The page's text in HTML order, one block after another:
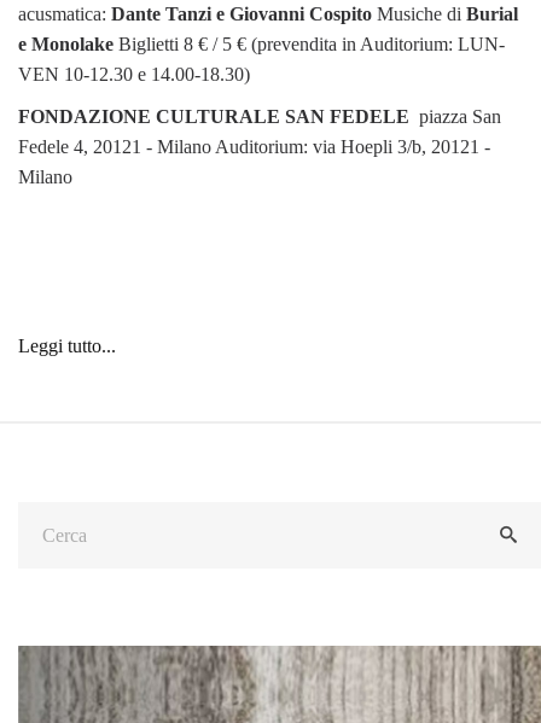
acusmatica: Dante Tanzi e Giovanni Cospito Musiche di Burial
e Monolake Biglietti 8 € / 5 € (prevendita in Auditorium: LUN-
VEN 10-12.30 e 14.00-18.30)
FONDAZIONE CULTURALE SAN FEDELE piazza San
Fedele 4, 20121 - Milano Auditorium: via Hoepli 3/b, 20121 -
Milano
Leggi tutto...